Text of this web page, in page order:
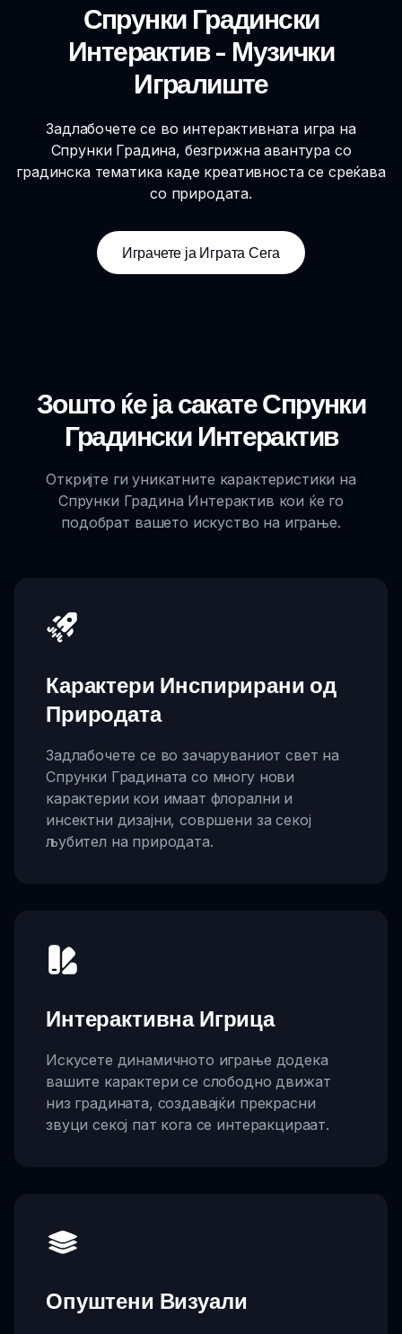
Спрунки Градински
Интерактив - Музички
Игралиште
Задлабочете се во интерактивната игра на
Спрунки Градина, безгрижна авантура со
градинска тематика каде креативноста се среќава
со природата.
Играчете ја Играта Сега
Зошто ќе ја сакате Спрунки
Градински Интерактив
Откријте ги уникатните карактеристики на
Спрунки Градина Интерактив кои ќе го
подобрат вашето искуство на играње.
Карактери Инспирирани од
Природата
Задлабочете се во зачаруваниот свет на
Спрунки Градината со многу нови
карактерии кои имаат флорални и
инсектни дизајни, совршени за секој
љубител на природата.
Интерактивна Игрица
Искусете динамичното играње додека
вашите карактери се слободно движат
низ градината, создавајќи прекрасни
звуци секој пат кога се интеракцираат.
Опуштени Визуали